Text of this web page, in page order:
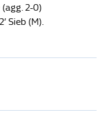
2-0)
Sieb (M).